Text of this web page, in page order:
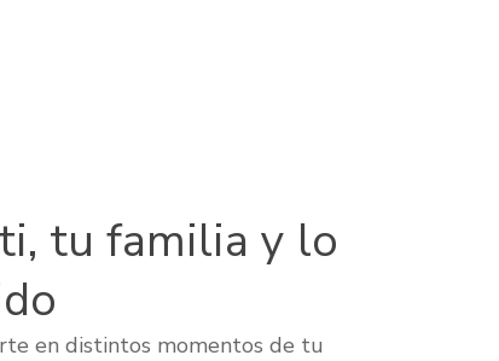
tu familia y lo
en distintos momentos de tu